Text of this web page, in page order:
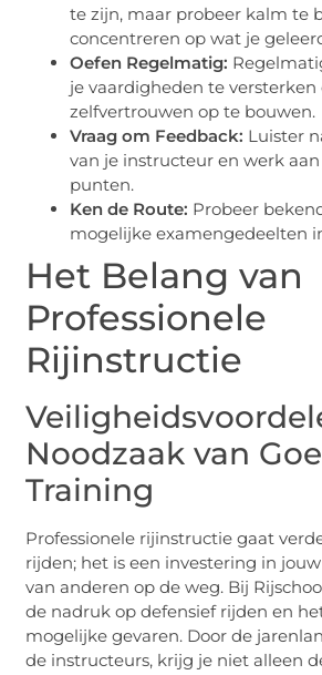
te zijn, maar probeer kalm te
concentreren op wat je
Oefen Regelmatig:
je vaardigheden te versterken
zelfvertrouwen op te bouwen.
Vraag om Feedback: Luister
van je instructeur en werk
punten.
Ken de Route: Probeer
mogelijke examengedeelten
Het Belang van
Professionele
Rijinstructie
Noodzaak van
Training
Professionele rijinstructie gaat
rijden; het is een investering in
van anderen op de weg. Bij
de nadruk op defensief rijden en
mogelijke gevaren. Door de
de instructeurs, krijg je niet alleen